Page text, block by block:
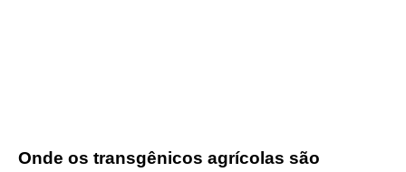
Onde os transgênicos agrícolas são